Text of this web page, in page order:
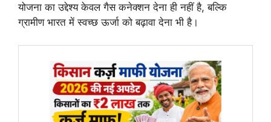
योजना का उद्देश्य केवल गैस कनेक्शन देना ही नहीं है, बल्कि
ग्रामीण भारत में स्वच्छ ऊर्जा को बढ़ावा देना भी है।